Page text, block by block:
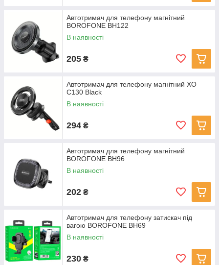
Автотримач для телефону магнітний
BOROFONE BH122
В наявності
205 ₴
Автотримач для телефону магнітний XO
C130 Black
В наявності
294 ₴
Автотримач для телефону магнітний
BOROFONE BH96
В наявності
202 ₴
Автотримач для телефону затискач під
вагою BOROFONE BH69
В наявності
230 ₴